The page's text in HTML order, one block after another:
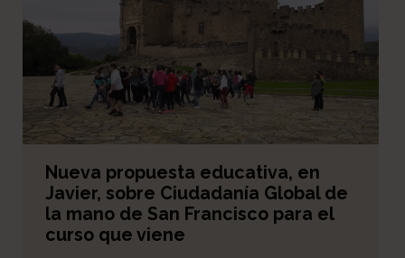
Nueva propuesta educativa, en
Javier, sobre Ciudadanía Global de
la mano de San Francisco para el
curso que viene